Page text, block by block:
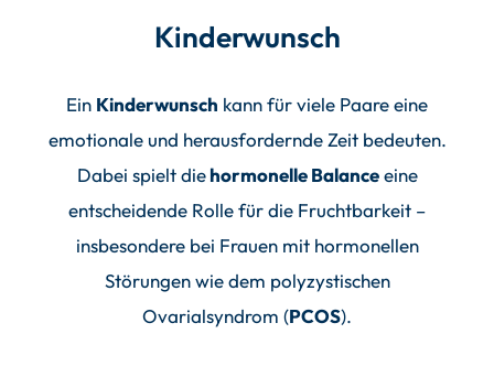
Kinderwunsch
Ein Kinderwunsch kann für viele Paare eine
emotionale und herausfordernde Zeit bedeuten.
Dabei spielt diehormonelle Balanceeine
entscheidende Rolle für die Fruchtbarkeit –
insbesondere bei Frauen mit hormonellen
Störungen wie dem polyzystischen
Ovarialsyndrom (PCOS).